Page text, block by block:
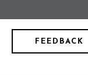
FEEDBACK